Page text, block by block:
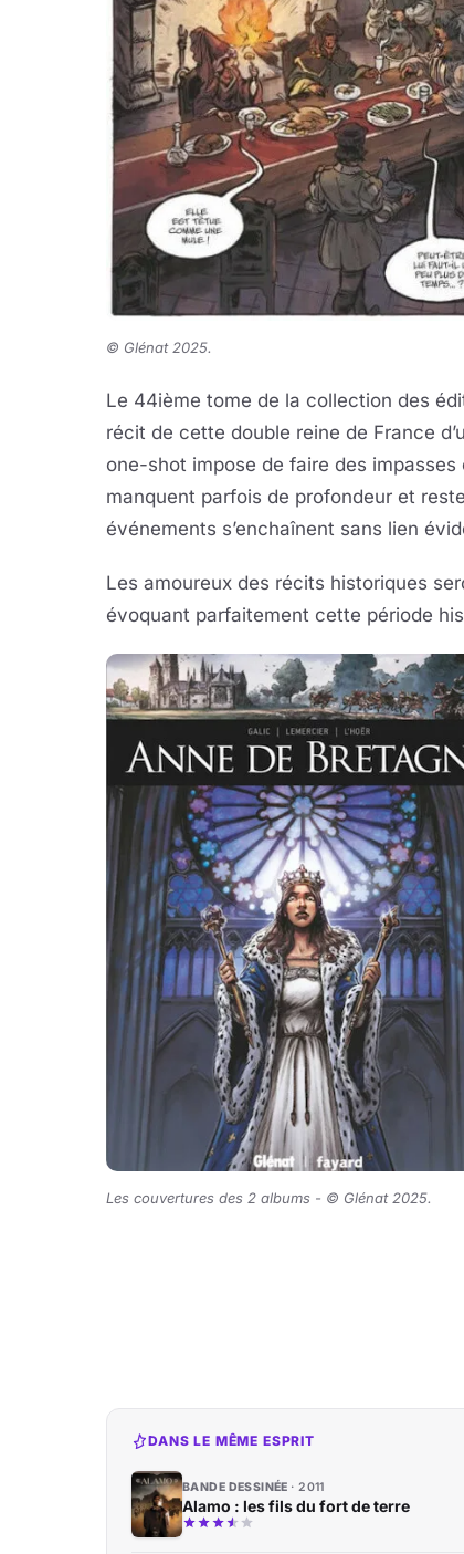
© Glénat 2025.
Le 44ième tome de la collection des
récit de cette double reine de France
one-shot impose de faire des impasses
manquent parfois de profondeur et
événements s’enchaînent sans lien
Les amoureux des récits historiques
évoquant parfaitement cette période
Les couvertures des 2 albums - © Glénat 2025.
DANS LE MÊME ESPRIT
BANDE DESSINÉE 2011
Alamo : les fils du fort de terre